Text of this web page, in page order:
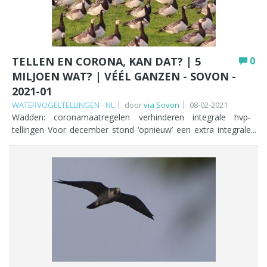
worden in aantal, moet eens gaan kijken in de Riethoornse
polder. Maar liefst 53 stuks.
0
TELLEN EN CORONA, KAN DAT? | 5
MILJOEN WAT? | VÉÉL GANZEN - SOVON -
2021-01
WATERVOGELTELLINGEN - NL doorvia Sovon 08-02-2021
Wadden: coronamaatregelen verhinderen integrale hvp-
tellingen Voor december stond ‘opnieuw’ een extra integrale
hvp-tellingen op het programma, nadat deze een jaar eerder
in het water viel door een decemberstorm met bakken regen
en een enorm verhoogd peil. Lees meer Terugblik
Midwintertelling 2020 Bij de telling van januari 2020 werden
meer dan 5.485.000 vogels geteld. Vanaf 2011 ligt het totaal
aantal getelde vogels steeds boven de 5 miljoen en meestal
zelfs rond de 5,5 miljoen. Lees meer Ganzen en zwanen: